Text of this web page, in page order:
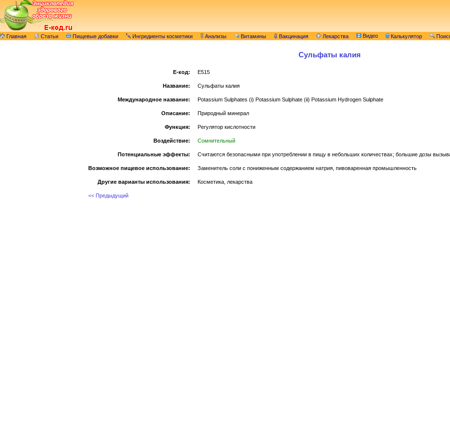
Главная Статьи Пищевые добавки Ингредиенты косметики Анализы Витамины Вакцинация Лекарства Видео Калькулятор
Сульфаты калия
E-код: E515
Название: Сульфаты калия
Международное название: Potassium Sulphates (i) Potassium Sulphate (ii) Potassium Hydrogen Sulphate
Описание: Природный минерал
Функция: Регулятор кислотности
Воздействие: Сомнительный
Потенциальные эффекты: Считаются безопасными при употреблении в пищу в небольших количествах; большие дозы
Возможное пищевое использование: Заменитель соли с пониженным содержанием натрия, пивоваренная промышленность
Другие варианты использования: Косметика, лекарства
<< Предыдущий